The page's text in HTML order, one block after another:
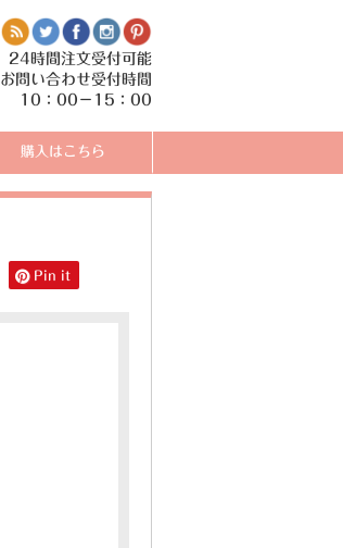
24時間注文受付可能
お問い合わせ受付時間
10：00－15：00
購入はこちら
Pin it